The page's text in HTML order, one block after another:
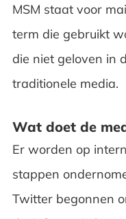
MSM staat voor
term die gebruikt
die niet geloven in
traditionele media.
Wat doet de
Er worden op
stappen
Twitter begonnen